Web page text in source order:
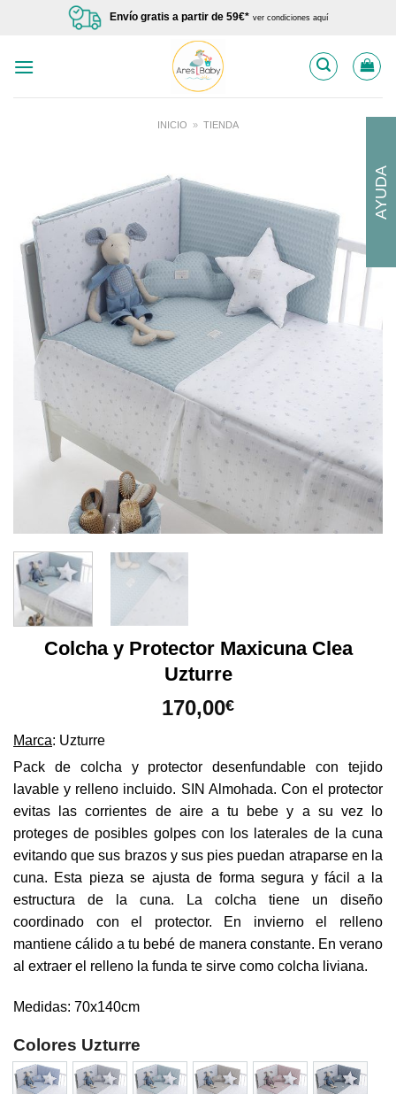
Envío gratis a partir de 59€* ver condiciones aquí
INICIO » TIENDA
Colcha y Protector Maxicuna Clea
Uzturre
170,00€
Marca: Uzturre
Pack de colcha y protector desenfundable con tejido
lavable y relleno incluido. SIN Almohada. Con el protector
evitas las corrientes de aire a tu bebe y a su vez lo
proteges de posibles golpes con los laterales de la cuna
evitando que sus brazos y sus pies puedan atraparse en la
cuna. Esta pieza se ajusta de forma segura y fácil a la
estructura de la cuna. La colcha tiene un diseño
coordinado con el protector. En invierno el relleno
mantiene cálido a tu bebé de manera constante. En verano
al extraer el relleno la funda te sirve como colcha liviana.
Medidas: 70x140cm
Colores Uzturre
AYUDA